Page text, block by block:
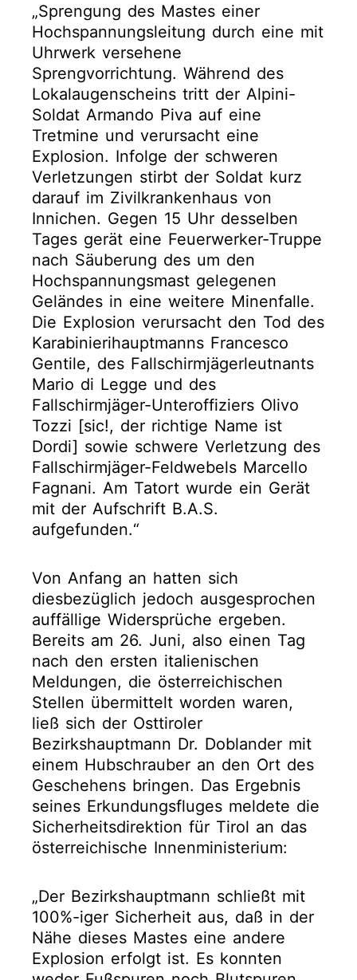
„Sprengung des Mastes einer
Hochspannungsleitung durch eine mit
Uhrwerk versehene
Sprengvorrichtung. Während des
Lokalaugenscheins tritt der Alpini-
Soldat Armando Piva auf eine
Tretmine und verursacht eine
Explosion. Infolge der schweren
Verletzungen stirbt der Soldat kurz
darauf im Zivilkrankenhaus von
Innichen. Gegen 15 Uhr desselben
Tages gerät eine Feuerwerker-Truppe
nach Säuberung des um den
Hochspannungsmast gelegenen
Geländes in eine weitere Minenfalle.
Die Explosion verursacht den Tod des
Karabinierihauptmanns Francesco
Gentile, des Fallschirmjägerleutnants
Mario di Legge und des
Fallschirmjäger-Unteroffiziers Olivo
Tozzi [sic!, der richtige Name ist
Dordi] sowie schwere Verletzung des
Fallschirmjäger-Feldwebels Marcello
Fagnani. Am Tatort wurde ein Gerät
mit der Aufschrift B.A.S.
aufgefunden.“
Von Anfang an hatten sich
diesbezüglich jedoch ausgesprochen
auffällige Widersprüche ergeben.
Bereits am 26. Juni, also einen Tag
nach den ersten italienischen
Meldungen, die österreichischen
Stellen übermittelt worden waren,
ließ sich der Osttiroler
Bezirkshauptmann Dr. Doblander mit
einem Hubschrauber an den Ort des
Geschehens bringen. Das Ergebnis
seines Erkundungsfluges meldete die
Sicherheitsdirektion für Tirol an das
österreichische Innenministerium:
„Der Bezirkshauptmann schließt mit
100%-iger Sicherheit aus, daß in der
Nähe dieses Mastes eine andere
Explosion erfolgt ist. Es konnten